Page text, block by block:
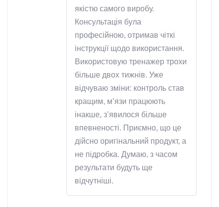
якістю самого виробу.
Консультація була
професійною, отримав чіткі
інструкції щодо використання.
Використовую тренажер трохи
більше двох тижнів. Уже
відчуваю зміни: контроль став
кращим, м’язи працюють
інакше, з’явилося більше
впевненості. Приємно, що це
дійсно оригінальний продукт, а
не підробка. Думаю, з часом
результати будуть ще
відчутніші.